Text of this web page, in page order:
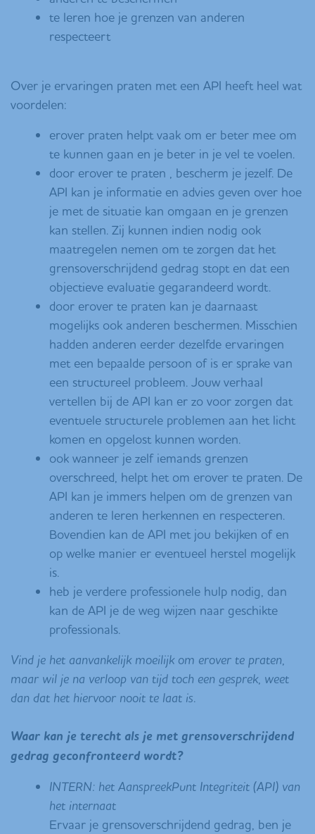
te leren hoe je grenzen van anderen
respecteert
Over je ervaringen praten met een API heeft heel wat
voordelen:
erover praten helpt vaak om er beter mee om
te kunnen gaan en je beter in je vel te voelen.
door erover te praten , bescherm je jezelf. De
API kan je informatie en advies geven over hoe
je met de situatie kan omgaan en je grenzen
kan stellen. Zij kunnen indien nodig ook
maatregelen nemen om te zorgen dat het
grensoverschrijdend gedrag stopt en dat een
objectieve evaluatie gegarandeerd wordt.
door erover te praten kan je daarnaast
mogelijks ook anderen beschermen. Misschien
hadden anderen eerder dezelfde ervaringen
met een bepaalde persoon of is er sprake van
een structureel probleem. Jouw verhaal
vertellen bij de API kan er zo voor zorgen dat
eventuele structurele problemen aan het licht
komen en opgelost kunnen worden.
ook wanneer je zelf iemands grenzen
overschreed, helpt het om erover te praten. De
API kan je immers helpen om de grenzen van
anderen te leren herkennen en respecteren.
Bovendien kan de API met jou bekijken of en
op welke manier er eventueel herstel mogelijk
is.
heb je verdere professionele hulp nodig, dan
kan de API je de weg wijzen naar geschikte
professionals.
Vind je het aanvankelijk moeilijk om erover te praten,
maar wil je na verloop van tijd toch een gesprek, weet
dan dat het hiervoor nooit te laat is.
Waar kan je terecht als je met grensoverschrijdend
gedrag geconfronteerd wordt?
INTERN: het AanspreekPunt Integriteit (API) van
het internaat
Ervaar je grensoverschrijdend gedrag, ben je